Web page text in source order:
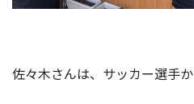
佐々木さんは、サッカー選手